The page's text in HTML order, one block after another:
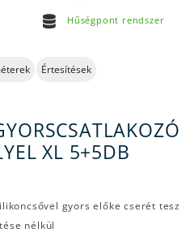
Hűségpont rendszer
Értesítések
XL 5+5DB
gyors előke cserét tesz
nélkül